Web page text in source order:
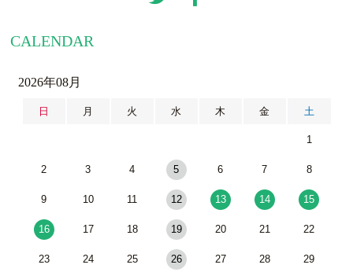
CALENDAR
2026年08月
日 月 火 水 木 金 土
1
2 3 4 5 6 7 8
9 10 11 12 13 14 15
16 17 18 19 20 21 22
23 24 25 26 27 28 29